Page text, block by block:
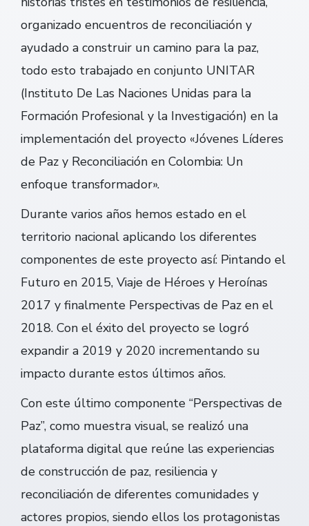
organizado encuentros de reconciliación y
ayudado a construir un camino para la paz,
todo esto trabajado en conjunto UNITAR
(Instituto De Las Naciones Unidas para la
Formación Profesional y la Investigación) en la
implementación del proyecto «Jóvenes Líderes
de Paz y Reconciliación en Colombia: Un
enfoque transformador».
Durante varios años hemos estado en el
territorio nacional aplicando los diferentes
componentes de este proyecto así: Pintando el
Futuro en 2015, Viaje de Héroes y Heroínas
2017 y finalmente Perspectivas de Paz en el
2018. Con el éxito del proyecto se logró
expandir a 2019 y 2020 incrementando su
impacto durante estos últimos años.
Con este último componente “Perspectivas de
Paz”, como muestra visual, se realizó una
plataforma digital que reúne las experiencias
de construcción de paz, resiliencia y
reconciliación de diferentes comunidades y
actores propios, siendo ellos los protagonistas